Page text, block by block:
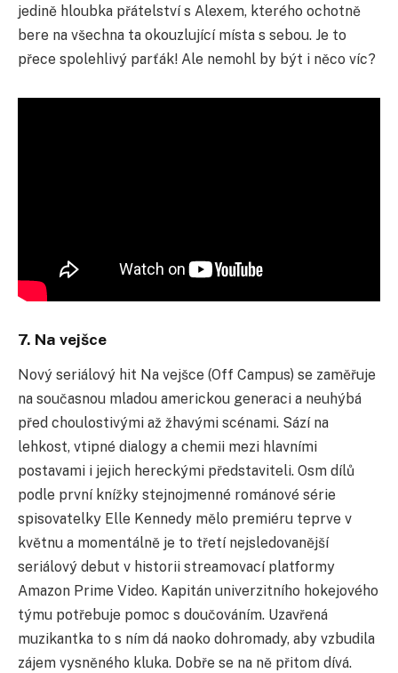
jedině hloubka přátelství s Alexem, kterého ochotně
bere na všechna ta okouzlující místa s sebou. Je to
přece spolehlivý parťák! Ale nemohl by být i něco víc?
7. Na vejšce
Nový seriálový hit Na vejšce (Off Campus) se zaměřuje
na současnou mladou americkou generaci a neuhýbá
před choulostivými až žhavými scénami. Sází na
lehkost, vtipné dialogy a chemii mezi hlavními
postavami i jejich hereckými představiteli. Osm dílů
podle první knížky stejnojmenné románové série
spisovatelky Elle Kennedy mělo premiéru teprve v
květnu a momentálně je to třetí nejsledovanější
seriálový debut v historii streamovací platformy
Amazon Prime Video. Kapitán univerzitního hokejového
týmu potřebuje pomoc s doučováním. Uzavřená
muzikantka to s ním dá naoko dohromady, aby vzbudila
zájem vysněného kluka. Dobře se na ně přitom dívá.